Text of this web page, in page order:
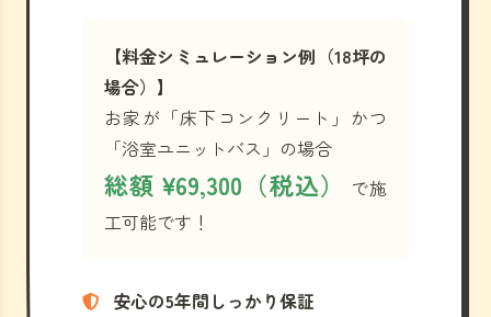
【料金シミュレーション例（18坪の
場合）】
お家が「床下コンクリート」かつ
「浴室ユニットバス」の場合
総額 ¥69,300（税込）
で施
工可能です！
安心の5年間しっかり保証